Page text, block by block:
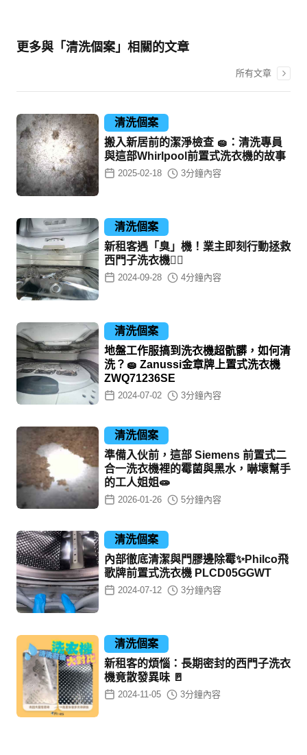
更多與「清洗個案」相關的文章
所有文章
清洗個案
搬入新居前的潔淨檢查 🧽：清洗專員
與這部Whirlpool前置式洗衣機的故事
2025-02-18 3分鐘內容
清洗個案
新租客遇「臭」機！業主即刻行動拯救
西門子洗衣機🦸‍♀️
2024-09-28 4分鐘內容
清洗個案
地盤工作服搞到洗衣機超骯髒，如何清
洗？🧽 Zanussi金章牌上置式洗衣機
ZWQ71236SE
2024-07-02 3分鐘內容
清洗個案
準備入伙前，這部 Siemens 前置式二
合一洗衣機裡的霉菌與黑水，嚇壞幫手
的工人姐姐🧫
2026-01-26 5分鐘內容
清洗個案
內部徹底清潔與門膠邊除霉✨Philco飛
歌牌前置式洗衣機 PLCD05GGWT
2024-07-12 3分鐘內容
清洗個案
新租客的煩惱：長期密封的西門子洗衣
機竟散發異味 🚪
2024-11-05 3分鐘內容